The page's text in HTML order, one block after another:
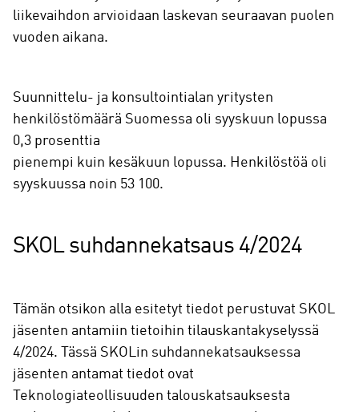
liikevaihdon arvioidaan laskevan seuraavan puolen
vuoden aikana.
Suunnittelu- ja konsultointialan yritysten
henkilöstömäärä Suomessa oli syyskuun lopussa
0,3 prosenttia
pienempi kuin kesäkuun lopussa. Henkilöstöä oli
syyskuussa noin 53 100.
SKOL suhdannekatsaus 4/2024
Tämän otsikon alla esitetyt tiedot perustuvat SKOL
jäsenten antamiin tietoihin tilauskantakyselyssä
4/2024. Tässä SKOLin suhdannekatsauksessa
jäsenten antamat tiedot ovat
Teknologiateollisuuden talouskatsauksesta